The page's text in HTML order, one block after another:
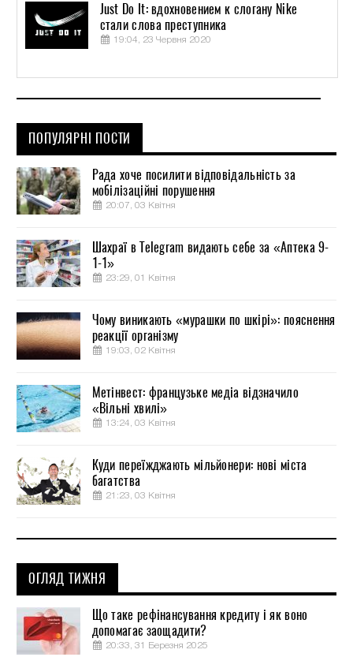
Just Do It: вдохновением к слогану Nike
стали слова преступника
19:04, 23 Червня 2020
ПОПУЛЯРНІ ПОСТИ
Рада хоче посилити відповідальність за
мобілізаційні порушення
20:07, 03 Квітня
Шахраї в Telegram видають себе за «Аптека 9-
1-1»
23:29, 01 Квітня
Чому виникають «мурашки по шкірі»: пояснення
реакції організму
19:03, 02 Квітня
Метінвест: французьке медіа відзначило
«Вільні хвилі»
13:24, 03 Квітня
Куди переїжджають мільйонери: нові міста
багатства
21:23, 03 Квітня
ОГЛЯД ТИЖНЯ
Що таке рефінансування кредиту і як воно
допомагає заощадити?
20:33, 31 Березня 2025